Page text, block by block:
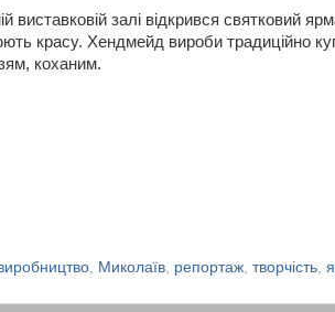
виставковій залі відкрився святковий
красу. Хендмейд вироби традиційно
коханим.
, Миколаїв, репортаж, творчість,